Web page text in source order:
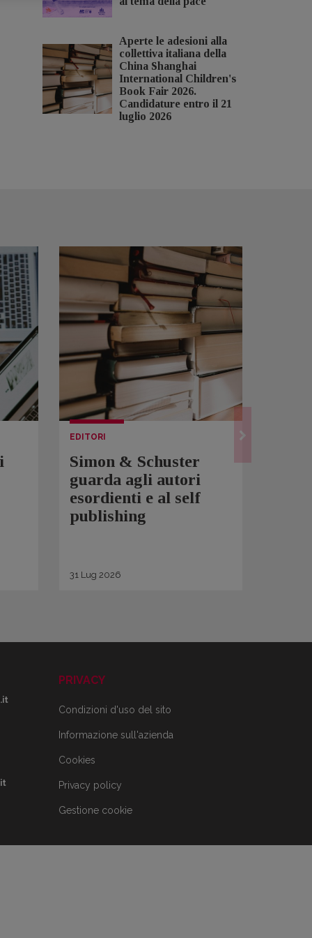
Aperte le adesioni alla
collettiva italiana della
China Shanghai
International Children's
Book Fair 2026.
Candidature entro il 21
luglio 2026
EDITORI
Simon & Schuster
guarda agli autori
esordienti e al self
publishing
31 Lug 2026
PRIVACY
Condizioni d'uso del sito
Informazione sull'azienda
Cookies
Privacy policy
Gestione cookie